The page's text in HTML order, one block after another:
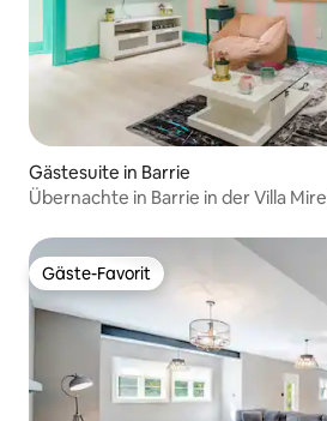
Gästesuite in Barrie
Übernachte in Barrie in der Villa
Gäste-Favorit
Gäste-Favorit